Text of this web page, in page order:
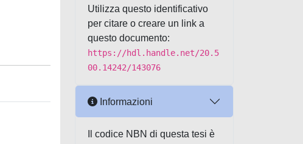
Utilizza questo identificativo
per citare o creare un link a
questo documento:
https://hdl.handle.net/20.5
00.14242/143076
Informazioni
Il codice NBN di questa tesi è